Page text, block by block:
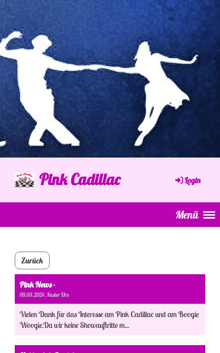
Pink Cadillac Login
Menü
Zurück
Pink News -
09.03.2024, Fasler Urs
Vielen Dank für das Interesse am Pink Cadillac und am Boogie
Woogie.Da wir keine Showauftritte m...